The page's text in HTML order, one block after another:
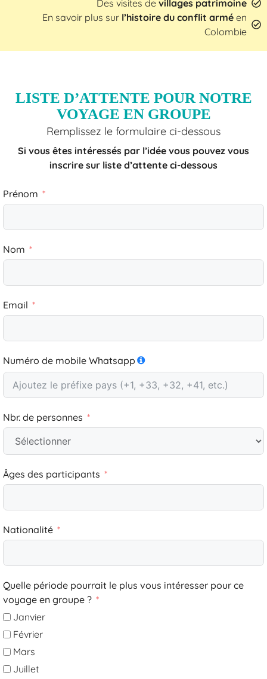
Des visites de villages patrimoine
En savoir plus sur l’histoire du conflit armé en
Colombie
LISTE D’ATTENTE POUR NOTRE
VOYAGE EN GROUPE
Remplissez le formulaire ci-dessous
Si vous êtes intéressés par l’idée vous pouvez vous
inscrire sur liste d’attente ci-dessous
Prénom
Nom
Email
Numéro de mobile Whatsapp
Nbr. de personnes
Âges des participants
Nationalité
Quelle période pourrait le plus vous intéresser pour ce
voyage en groupe ?
Janvier
Février
Mars
Juillet